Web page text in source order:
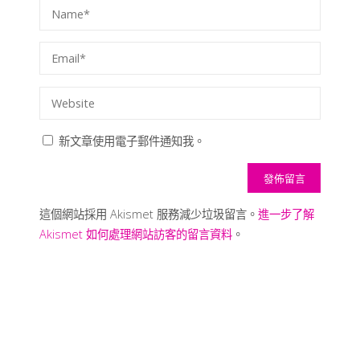
新文章使用電子郵件通知我。
這個網站採用 Akismet 服務減少垃圾留言。 進一步了解
Akismet 如何處理網站訪客的留言資料。